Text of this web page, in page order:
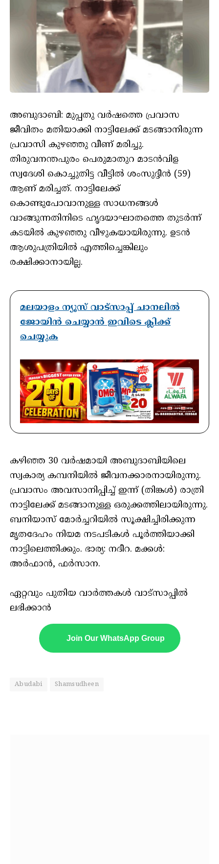
അബുദാബി: മുപ്പതു വർഷത്തെ പ്രവാസ
ജീവിതം മതിയാക്കി നാട്ടിലേക്ക് മടങ്ങാനിരുന്ന
പ്രവാസി കുഴഞ്ഞു വീണ് മരിച്ചു.
തിരുവനന്തപുരം പെരുമാതുറ മാടന്‍വിള
സ്വദേശി കൊച്ചുതിട്ട വീട്ടില്‍ ശംസുദ്ദീന്‍ (59)
ആണ് മരിച്ചത്. നാട്ടിലേക്ക്
കൊണ്ടുപോവാനുള്ള സാധനങ്ങള്‍
വാങ്ങുന്നതിനിടെ ഹൃദയാഘാതത്തെ തുടര്‍ന്ന്
കടയില്‍ കുഴഞ്ഞു വീഴുകയായിരുന്നു. ഉടൻ
ആശുപത്രിയിൽ എത്തിച്ചെങ്കിലും
രക്ഷിക്കാനായില്ല.
മലയാളം ന്യൂസ് വാട്സാപ്പ് ചാനലിൽ
ജോയിൻ ചെയ്യാൻ ഇവിടെ ക്ലിക്ക്
ചെയ്യുക
കഴിഞ്ഞ 30 വര്‍ഷമായി അബുദാബിയിലെ
സ്വകാര്യ കമ്പനിയിൽ ജീവനക്കാരനായിരുന്നു.
പ്രവാസം അവസാനിപ്പിച്ച് ഇന്ന് (തിങ്കൾ) രാത്രി
നാട്ടിലേക്ക് മടങ്ങാനുള്ള ഒരുക്കത്തിലായിരുന്നു.
ബനിയാസ് മോർച്ചറിയിൽ സൂക്ഷിച്ചിരിക്കുന്ന
മൃതദേഹം നിയമ നടപടികൾ പൂർത്തിയാക്കി
നാട്ടിലെത്തിക്കും. ഭാര്യ: നദീറ. മക്കള്‍:
അര്‍ഫാന്‍, ഫര്‍സാന.
ഏറ്റവും പുതിയ വാർത്തകൾ വാട്സാപ്പിൽ
ലഭിക്കാൻ
Join Our WhatsApp Group
Abudabi Shamsudheen